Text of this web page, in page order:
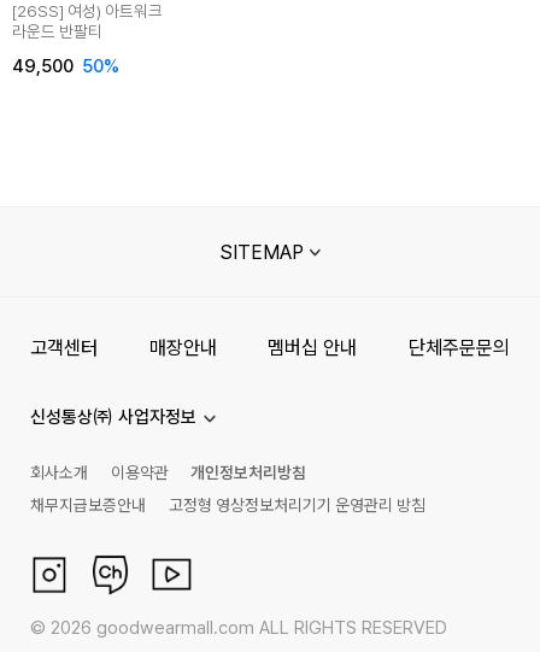
[26SS] 여성) 아트워크
라운드 반팔티
49,500 50%
SITEMAP
고객센터 매장안내 멤버십 안내 단체주문문의
신성통상㈜ 사업자정보
회사소개 이용약관
개인정보처리방침
채무지급보증안내
고정형 영상정보처리기기 운영관리 방침
© 2026 goodwearmall.com ALL RIGHTS RESERVED